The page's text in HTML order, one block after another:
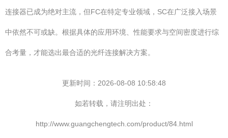
连接器已成为绝对主流，但FC在特定专业领域，SC在广泛接入场景
中依然不可或缺。根据具体的应用环境、性能要求与空间密度进行综
合考量，才能选出最合适的光纤连接解决方案。
更新时间：2026-08-08 10:58:48
如若转载，请注明出处：
http://www.guangchengtech.com/product/84.html